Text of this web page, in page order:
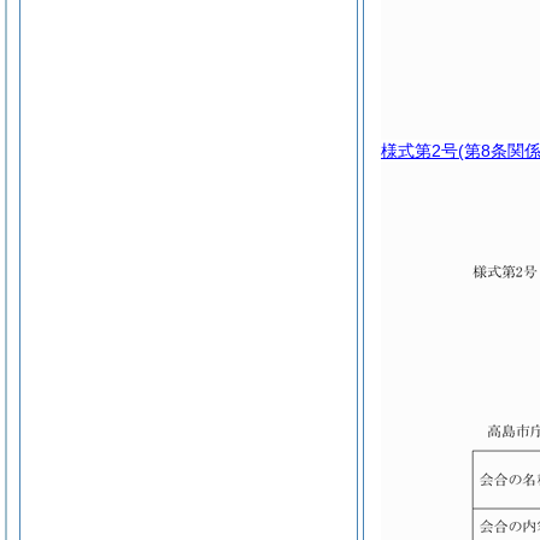
様式第2号(第8条関